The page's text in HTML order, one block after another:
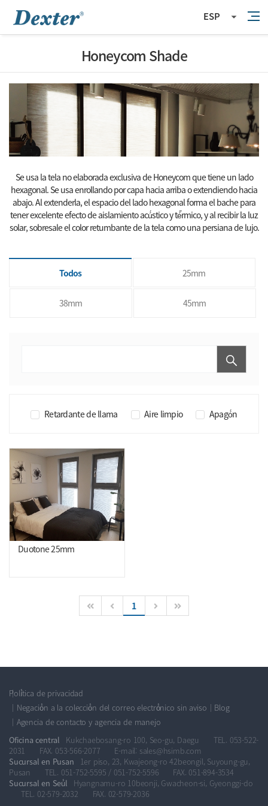
ESP
Honeycom Shade
Se usa la tela no elaborada exclusiva de Honeycom que tiene un lado
hexagonal.Se usa enrollando por capa hacia arriba o extendiendo hacia
abajo.Al extenderla, el espacio del lado hexagonal forma el bache para
tener excelente efecto de aislamiento acú́stico y té́́rmico,y al recibir la luz
solar, sobresale el color retumbante de la tela como una persiana de lujo.
Todos 25mm
38mm 45mm
Retardante de llama Aire limpio Apagó́n
Duotone 25mm
1
Polí́tica de privacidad
Negació́n a la colecció́n del correo electró́nico sin aviso
Blog
Agencia de contacto y agencia de manejo
Oficina central
Kukchaebosang-ro 100, Seo-gu, Daegu
TEL. 053-522-
2031
FAX. 053-566-2077
E-mail: sales@hsimb.com
Sucursal en Pusan
1er piso, 23, Kwajeong-ro 42beongil, Suyoung-gu,
Pusan
TEL. 051-752-5595 / 051-752-5596
FAX. 051-894-3534
Sucursal en Seú́l
Hyangnamu-ro 10beonji, Gwacheon-si, Gyeonggi-do
TEL. 02-579-2032
FAX. 02-579-2036